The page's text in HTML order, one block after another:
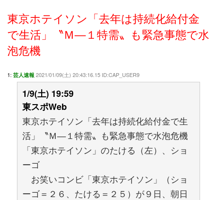
東京ホテイソン「去年は持続化給付金
で生活」〝Ｍ―１特需〟も緊急事態で水
泡危機
1: 芸人速報 2021/01/09(土) 20:43:16.15 ID:CAP_USER9
1/9(土) 19:59
東スポWeb
東京ホテイソン「去年は持続化給付金で生
活」〝Ｍ―１特需〟も緊急事態で水泡危機
「東京ホテイソン」のたける（左）、ショ
ーゴ
お笑いコンビ「東京ホテイソン」（ショ
ーゴ＝２６、たける＝２５）が９日、朝日